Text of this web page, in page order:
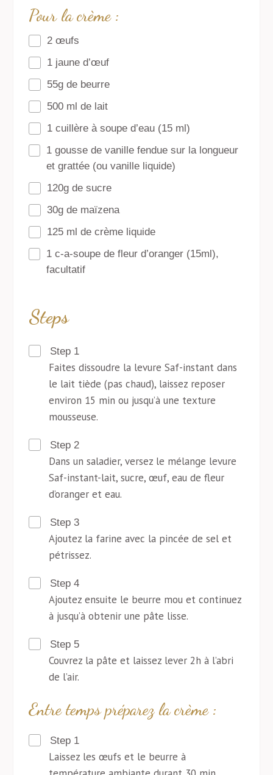
Pour la crème :
2 œufs
1 jaune d’œuf
55g de beurre
500 ml de lait
1 cuillère à soupe d’eau (15 ml)
1 gousse de vanille fendue sur la longueur
et grattée (ou vanille liquide)
120g de sucre
30g de maïzena
125 ml de crème liquide
1 c-a-soupe de fleur d’oranger (15ml),
facultatif
Steps
Step 1
Faites dissoudre la levure Saf-instant dans
le lait tiède (pas chaud), laissez reposer
environ 15 min ou jusqu’à une texture
mousseuse.
Step 2
Dans un saladier, versez le mélange levure
Saf-instant-lait, sucre, œuf, eau de fleur
d’oranger et eau.
Step 3
Ajoutez la farine avec la pincée de sel et
pétrissez.
Step 4
Ajoutez ensuite le beurre mou et continuez
à jusqu’à obtenir une pâte lisse.
Step 5
Couvrez la pâte et laissez lever 2h à l’abri
de l’air.
Entre temps préparez la crème :
Step 1
Laissez les œufs et le beurre à